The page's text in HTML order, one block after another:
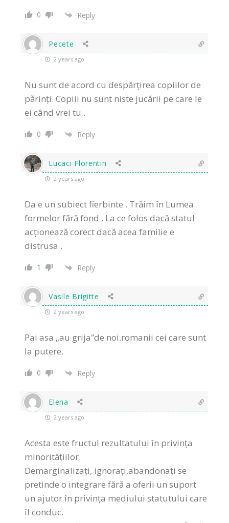
0 Reply
Pecete
2 years ago
Nu sunt de acord cu despărțirea copiilor de
părinți. Copiii nu sunt niste jucării pe care le
ei când vrei tu .
0 Reply
Lucaci Florentin
2 years ago
Da e un subiect fierbinte . Trăim în Lumea
formelor fără fond . La ce folos dacă statul
acționează corect dacă acea familie e
distrusa .
1 Reply
Vasile Brigitte
2 years ago
Pai asa „au grija”de noi.romanii cei care sunt
la putere.
0 Reply
Elena
2 years ago
Acesta este fructul rezultatului în privința
minoritățiilor.
Demarginalizați, ignorați,abandonați se
pretinde o integrare fără a oferii un suport
un ajutor în privința mediului statutului care
îl conduc.